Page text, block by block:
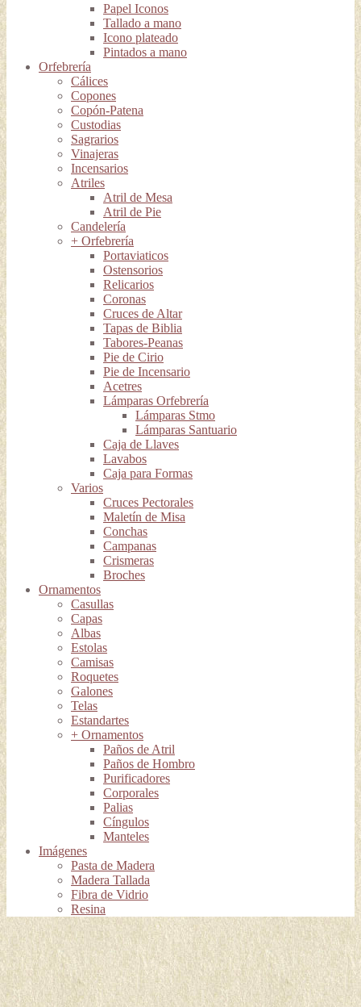
Papel Iconos
Tallado a mano
Icono plateado
Pintados a mano
Orfebrería
Cálices
Copones
Copón-Patena
Custodias
Sagrarios
Vinajeras
Incensarios
Atriles
Atril de Mesa
Atril de Pie
Candelería
+ Orfebrería
Portaviaticos
Ostensorios
Relicarios
Coronas
Cruces de Altar
Tapas de Biblia
Tabores-Peanas
Pie de Cirio
Pie de Incensario
Acetres
Lámparas Orfebrería
Lámparas Stmo
Lámparas Santuario
Caja de Llaves
Lavabos
Caja para Formas
Varios
Cruces Pectorales
Maletín de Misa
Conchas
Campanas
Crismeras
Broches
Ornamentos
Casullas
Capas
Albas
Estolas
Camisas
Roquetes
Galones
Telas
Estandartes
+ Ornamentos
Paños de Atril
Paños de Hombro
Purificadores
Corporales
Palias
Cíngulos
Manteles
Imágenes
Pasta de Madera
Madera Tallada
Fibra de Vidrio
Resina